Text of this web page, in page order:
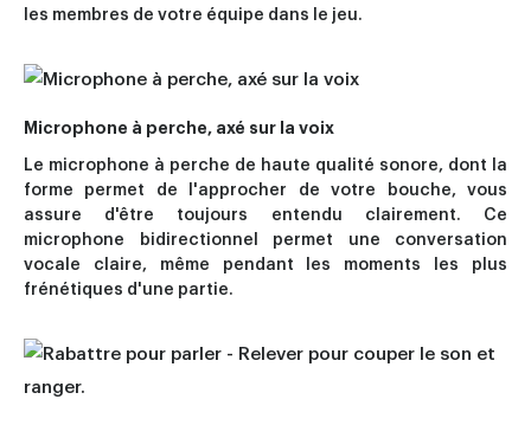
les membres de votre équipe dans le jeu.
Microphone à perche, axé sur la voix
Le microphone à perche de haute qualité sonore, dont la
forme permet de l'approcher de votre bouche, vous
assure d'être toujours entendu clairement. Ce
microphone bidirectionnel permet une conversation
vocale claire, même pendant les moments les plus
frénétiques d'une partie.